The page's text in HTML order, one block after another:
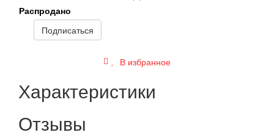
Распродано
Подписаться
В избранное
Характеристики
Отзывы